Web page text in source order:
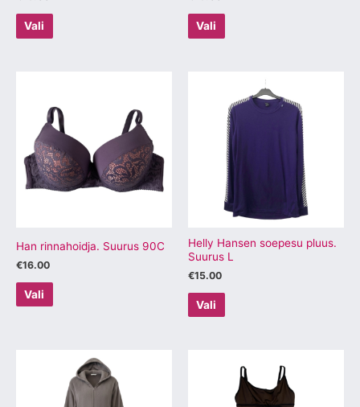
Vali Vali
Han rinnahoidja. Suurus 90C
€16.00
Vali
on
mitu
varianti.
Valikuid
tootelehel.
Helly Hansen soepesu pluus.
Suurus L
€15.00
Vali
tootel
on
mitu
varianti.
Valikuid
saab
teha
tootelehel.
tootel
tootel
on